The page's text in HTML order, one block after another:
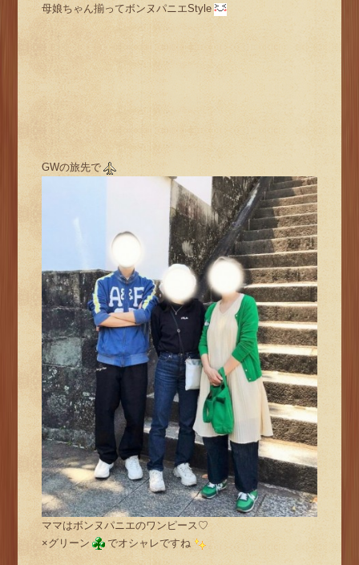
母娘ちゃん揃ってボンヌパニエStyle
GWの旅先で
ママはボンヌパニエのワンピース♡
×グリーン
でオシャレですね